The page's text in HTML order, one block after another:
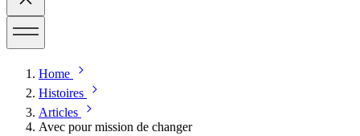
Home
Histoires
Articles
Avec pour mission de changer